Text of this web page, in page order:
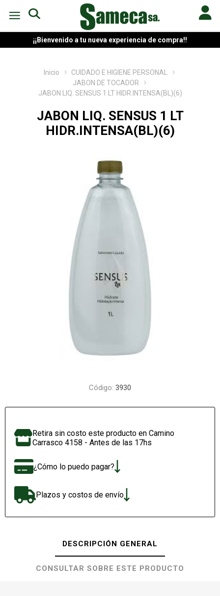
¡¡Bienvenido a tu nueva experiencia de compra!!
Inicio
CUIDADO E HIGIENE PERSONAL
JABON DE TOCADOR
JABON LIQ. SENSUS 1 LT HIDR.INTENSA(BL)(6)
JABON LIQ. SENSUS 1 LT
HIDR.INTENSA(BL)(6)
Código: 3930
Retira sin costo este producto en Camino
Carrasco 4158 - Antes de las 17hs
¿Cómo lo puedo pagar?
Plazos y costos de envío
DESCRIPCIÓN GENERAL
CONSULTAR SOBRE ESTE PRODUCTO